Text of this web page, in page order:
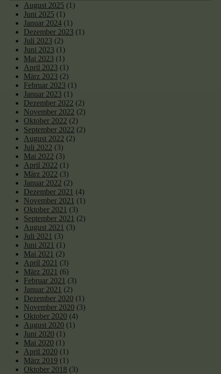
August 2025 (1)
Juni 2025 (1)
Januar 2024 (1)
Dezember 2023 (1)
Juli 2023 (2)
Juni 2023 (1)
Mai 2023 (1)
April 2023 (1)
März 2023 (2)
Februar 2023 (1)
Januar 2023 (1)
Dezember 2022 (2)
November 2022 (2)
Oktober 2022 (2)
September 2022 (2)
August 2022 (2)
Juli 2022 (3)
Mai 2022 (3)
April 2022 (1)
März 2022 (3)
Januar 2022 (2)
Dezember 2021 (4)
November 2021 (1)
Oktober 2021 (3)
September 2021 (2)
August 2021 (3)
Juli 2021 (3)
Juni 2021 (1)
Mai 2021 (2)
April 2021 (3)
März 2021 (6)
Februar 2021 (3)
Januar 2021 (2)
Dezember 2020 (1)
November 2020 (3)
Oktober 2020 (4)
August 2020 (1)
Juni 2020 (1)
Mai 2020 (1)
April 2020 (1)
März 2019 (1)
Oktober 2018 (3)